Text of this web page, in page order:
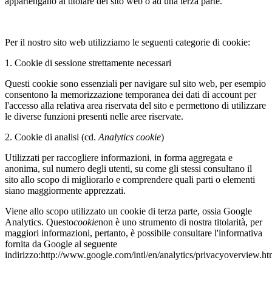
Per il nostro sito web utilizziamo le seguenti categorie di cookie:
1. Cookie di sessione strettamente necessari
Questi cookie sono essenziali per navigare sul sito web, per esempio
consentono la memorizzazione temporanea dei dati di account per
l'accesso alla relativa area riservata del sito e permettono di utilizzare
le diverse funzioni presenti nelle aree riservate.
2. Cookie di analisi (cd. Analytics cookie)
Utilizzati per raccogliere informazioni, in forma aggregata e
anonima, sul numero degli utenti, su come gli stessi consultano il
sito allo scopo di migliorarlo e comprendere quali parti o elementi
siano maggiormente apprezzati.
Viene allo scopo utilizzato un cookie di terza parte, ossia Google
Analytics. Questocookienon è uno strumento di nostra titolarità, per
maggiori informazioni, pertanto, è possibile consultare l'informativa
fornita da Google al seguente
indirizzo:http://www.google.com/intl/en/analytics/